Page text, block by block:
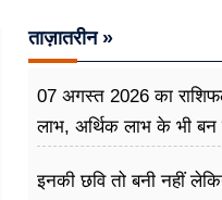
ताज़ातरीन »
07 अगस्त 2026 का
लाभ, अर्थिक लाभ के भी बन
इनकी छवि तो बनी नहीं